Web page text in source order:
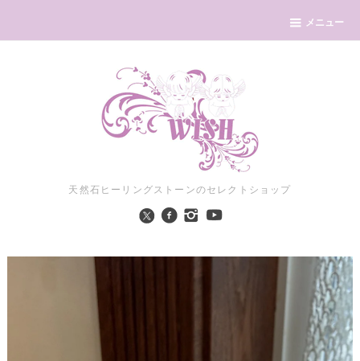
メニュー
天然石ヒーリングストーンのセレクトショップ